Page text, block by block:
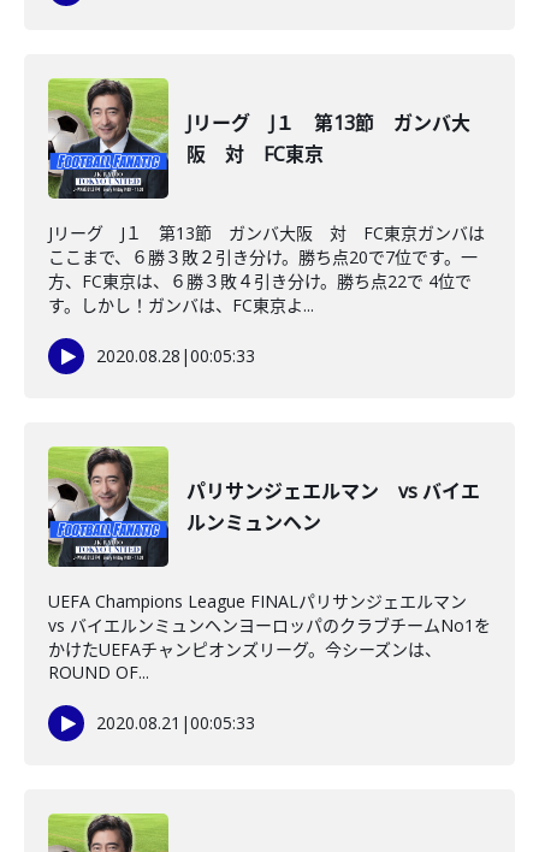
Jリーグ J１ 第13節 ガンバ大
阪 対 FC東京
Jリーグ J１ 第13節 ガンバ大阪 対 FC東京ガンバは
ここまで、６勝３敗２引き分け。勝ち点20で7位です。一
方、FC東京は、６勝３敗４引き分け。勝ち点22で 4位で
す。しかし！ガンバは、FC東京よ...
2020.08.28 |00:05:33
パリサンジェエルマン vs バイエ
ルンミュンヘン
UEFA Champions League FINALパリサンジェエルマン
vs バイエルンミュンヘンヨーロッパのクラブチームNo1を
かけたUEFAチャンピオンズリーグ。今シーズンは、
ROUND OF...
2020.08.21 |00:05:33